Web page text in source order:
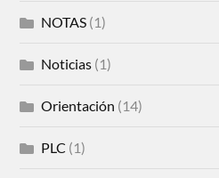
NOTAS (1)
Noticias (1)
Orientación (14)
PLC (1)